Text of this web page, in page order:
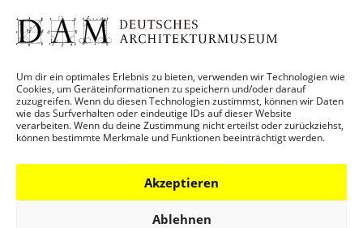
Um dir ein optimales Erlebnis zu bieten, verwenden wir Technologien wie
Cookies, um Geräteinformationen zu speichern und/oder darauf
zuzugreifen. Wenn du diesen Technologien zustimmst, können wir Daten
wie das Surfverhalten oder eindeutige IDs auf dieser Website
verarbeiten. Wenn du deine Zustimmung nicht erteilst oder zurückziehst,
können bestimmte Merkmale und Funktionen beeinträchtigt werden.
Akzeptieren
Ablehnen
23
Familienführung: DAM Preis 2025 – Die